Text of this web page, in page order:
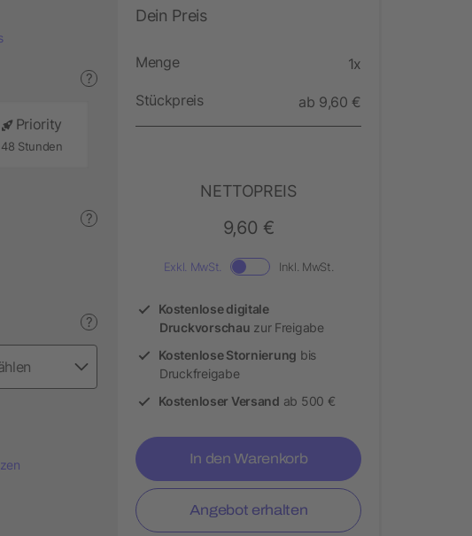
?
Priority
48 Stunden
?
?
Dein Preis
Menge 1x
Stückpreis ab 9,60 €
NETTOPREIS
9,60 €
Exkl. MwSt. Inkl. MwSt.
Kostenlose digitale
Druckvorschau zur Freigabe
Kostenlose Stornierung bis
Druckfreigabe
Kostenloser Versand ab 500 €
In den Warenkorb
Angebot erhalten